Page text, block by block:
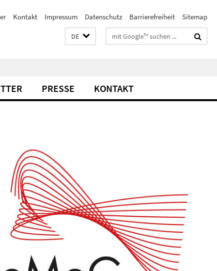
Kontakt Impressum Datenschutz Barrierefreiheit Sitemap
DE Suchbegriffe
PRESSE KONTAKT